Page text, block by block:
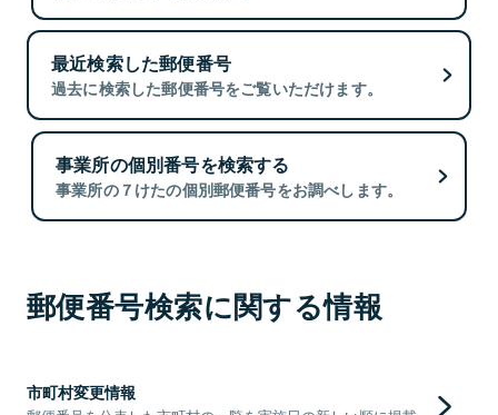
最近検索した郵便番号
過去に検索した郵便番号をご覧いただけます。
事業所の個別番号を検索する
事業所の７けたの個別郵便番号をお調べします。
郵便番号検索に関する情報
市町村変更情報